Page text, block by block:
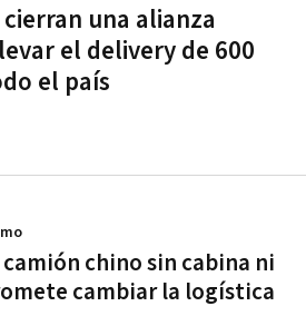
cierran una alianza
el delivery de 600
el país
chino sin cabina ni
cambiar la logística